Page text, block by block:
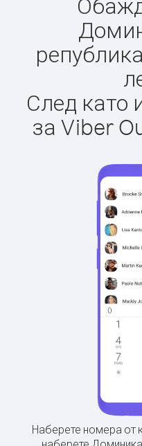
След като
за Viber
Наберете номера от